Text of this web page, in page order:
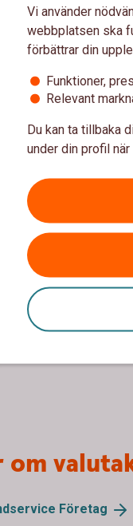
med utlandet
flesta
valutor. Gör ni affärer
inte användas för
Företag
Vi använder
webbplatsen ska
förbättrar din
Funktioner,
Relevant
Du kan ta tillbaka
under din profil när